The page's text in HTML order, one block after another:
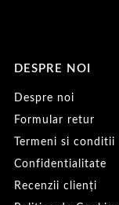
DESPRE NOI
Despre noi
Formular retur
Termeni si conditii
Confidentialitate
Recenzii clienți